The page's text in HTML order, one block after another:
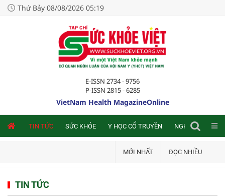
Thứ Bảy 08/08/2026 05:19
E-ISSN 2734 - 9756
P-ISSN 2815 - 6285
VietNam Health MagazineOnline
TIN TỨC SỨC KHỎE Y HỌC CỔ TRUYỀN NGHIÊN CỨU
MỚI NHẤT ĐỌC NHIỀU
TIN TỨC